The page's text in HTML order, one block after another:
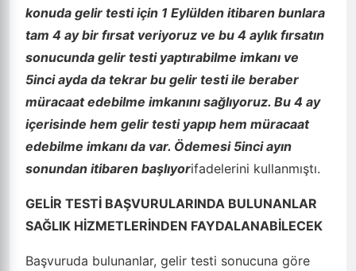
konuda gelir testi için 1 Eylülden itibaren bunlara
tam 4 ay bir fırsat veriyoruz ve bu 4 aylık fırsatın
sonucunda gelir testi yaptırabilme imkanı ve
5inci ayda da tekrar bu gelir testi ile beraber
müracaat edebilme imkanını sağlıyoruz. Bu 4 ay
içerisinde hem gelir testi yapıp hem müracaat
edebilme imkanı da var. Ödemesi 5inci ayın
sonundan itibaren başlıyorifadelerini kullanmıştı.
GELİR TESTİ BAŞVURULARINDA BULUNANLAR
SAĞLIK HİZMETLERİNDEN FAYDALANABİLECEK
Başvuruda bulunanlar, gelir testi sonucuna göre